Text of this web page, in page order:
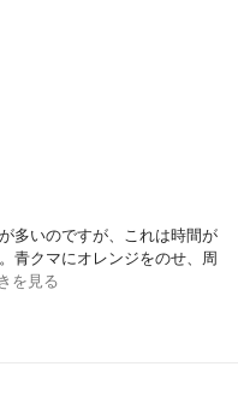
多いのですが、これは時間が
青クマにオレンジをのせ、周
を見る